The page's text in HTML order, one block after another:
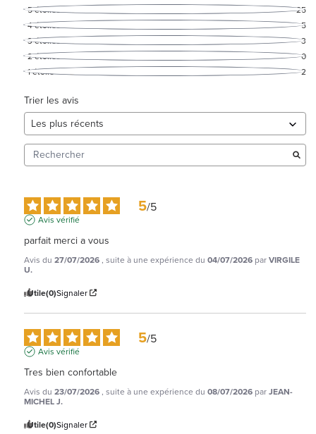
5étoiles
25
4étoiles
5
3étoiles
3
2étoiles
0
1étoile 2
Trier les avis
5/5
Avis vérifié
parfait merci a vous
Avis du 27/07/2026, suite à une expérience du 04/07/2026 parVIRGILE
U.
Utile(0)Signaler
5/5
Avis vérifié
Tres bien confortable
Avis du 23/07/2026, suite à une expérience du 08/07/2026 parJEAN-
MICHEL J.
Utile(0)Signaler